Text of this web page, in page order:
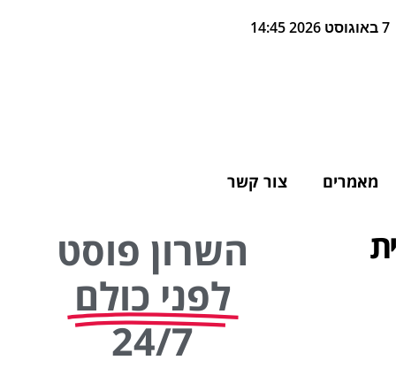
7 באוגוסט 2026 14:45
מאמרים צור קשר
השרון פוסט
לפני כולם
24/7